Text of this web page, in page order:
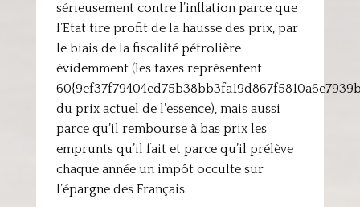
sérieusement contre l’inflation parce que
l’Etat tire profit de la hausse des prix, par
le biais de la fiscalité pétrolière
évidemment (les taxes représentent
du prix actuel de l’essence), mais aussi
parce qu’il rembourse à bas prix les
emprunts qu’il fait et parce qu’il prélève
chaque année un impôt occulte sur
l’épargne des Français.